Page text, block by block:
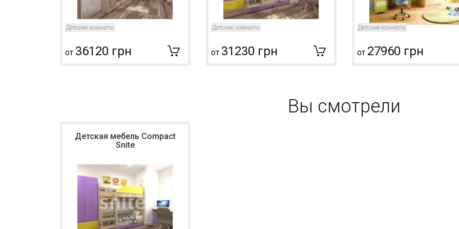
Детские комнаты
от 36120 грн
Детские комнаты
от 31230 грн
Детские комнаты
от 27960 грн
Вы смотрели
Детская мебель Compact
Snite